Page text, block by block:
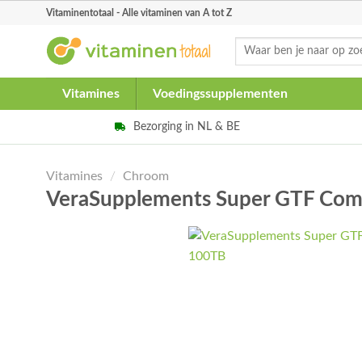
Vitaminentotaal - Alle vitaminen van A tot Z
Zoeken
Vitamines Voedingssupplementen
Bezorging in NL & BE
Vitamines / Chroom
VeraSupplements Super GTF